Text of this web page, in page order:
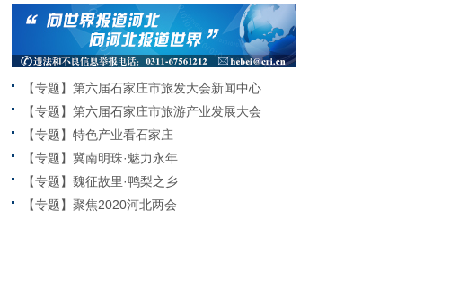
【专题】第六届石家庄市旅发大会新闻中心
【专题】第六届石家庄市旅游产业发展大会
【专题】特色产业看石家庄
【专题】冀南明珠·魅力永年
【专题】魏征故里·鸭梨之乡
【专题】聚焦2020河北两会